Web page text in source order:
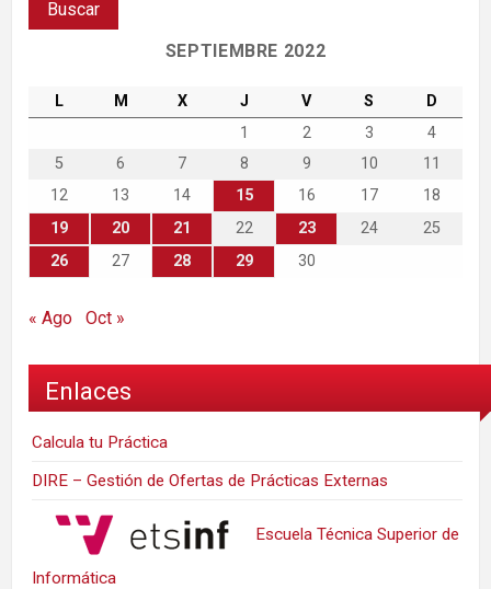
SEPTIEMBRE 2022
L M X J V S
D
1
2 3
4
5
6 7 8 9 10
11
12
13 14 15 16 17
18
19
20 21 22 23 24
25
26
27 28 29 30
« Ago Oct »
Enlaces
Calcula tu Práctica
DIRE – Gestión de Ofertas de Prácticas Externas
Escuela Técnica Superior de
Informática